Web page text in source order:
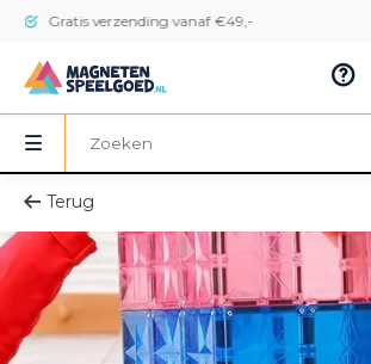
Gratis verzending vanaf €49,-
Terug